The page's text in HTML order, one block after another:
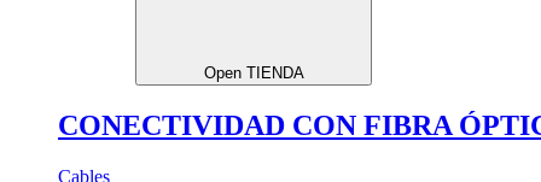
Open TIENDA
CONECTIVIDAD CON FIBRA
Cables